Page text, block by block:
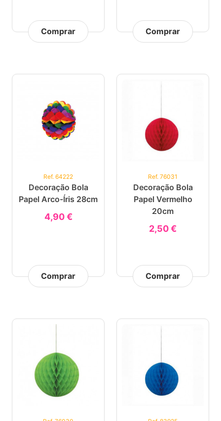
Comprar Comprar
Ref. 64222
Decoração Bola
Papel Arco-Íris 28cm
4,90 €
Comprar
Ref. 76031
Decoração Bola
Papel Vermelho
20cm
2,50 €
Comprar